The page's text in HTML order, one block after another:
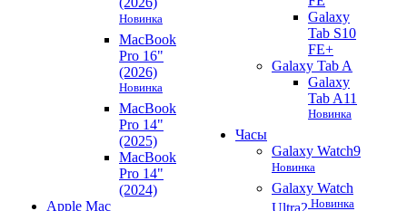
Новинка
MacBook
Pro 16"
(2026)
Новинка
MacBook
Pro 14"
(2025)
MacBook
Pro 14"
(2024)
Apple Mac
Galaxy
Tab S10
FE+
Galaxy Tab A
Galaxy
Tab A11
Новинка
Часы
Galaxy Watch9
Новинка
Galaxy Watch
Ultra2 Новинка